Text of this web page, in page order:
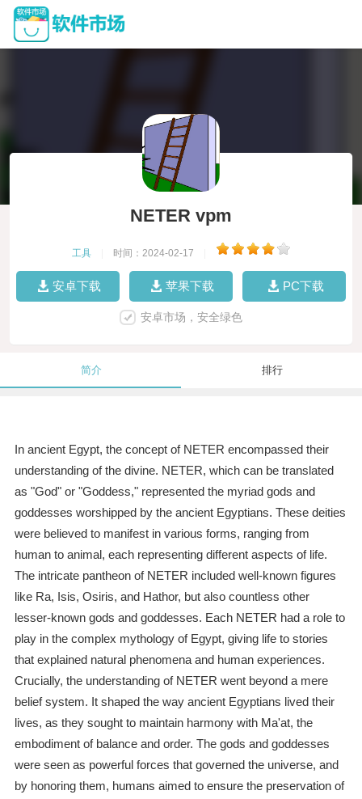
NETER vpm
工具 时间：2024-02-17
安卓下载 苹果下载 PC下载
安卓市场，安全绿色
简介 排行
In ancient Egypt, the concept of NETER encompassed their
understanding of the divine. NETER, which can be translated
as "God" or "Goddess," represented the myriad gods and
goddesses worshipped by the ancient Egyptians. These deities
were believed to manifest in various forms, ranging from
human to animal, each representing different aspects of life.
The intricate pantheon of NETER included well-known figures
like Ra, Isis, Osiris, and Hathor, but also countless other
lesser-known gods and goddesses. Each NETER had a role to
play in the complex mythology of Egypt, giving life to stories
that explained natural phenomena and human experiences.
Crucially, the understanding of NETER went beyond a mere
belief system. It shaped the way ancient Egyptians lived their
lives, as they sought to maintain harmony with Ma'at, the
embodiment of balance and order. The gods and goddesses
were seen as powerful forces that governed the universe, and
by honoring them, humans aimed to ensure the preservation of